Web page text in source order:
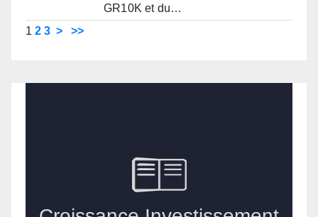
GR10K et du…
1 2 3 > >>